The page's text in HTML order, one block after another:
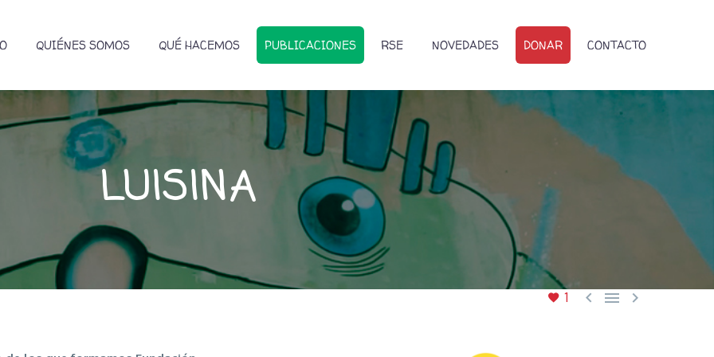
QUIÉNES SOMOS QUÉ HACEMOS PUBLICACIONES RSE NOVEDADES DONAR CONTACTO
LUISINA
1   